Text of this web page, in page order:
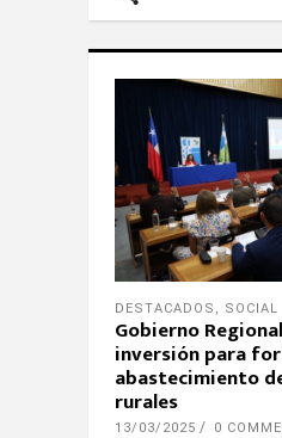
DESTACADOS , SOCIAL
Gobierno
inversión para
abastecimiento
rurales
13/03/2025 0